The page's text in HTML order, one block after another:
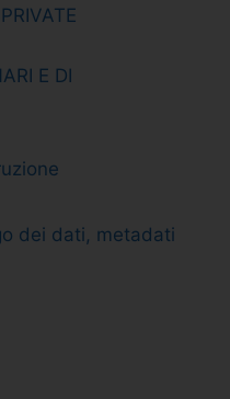
E DI
dei dati, metadati